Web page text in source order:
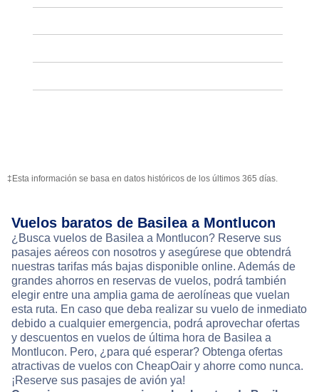
‡Esta información se basa en datos históricos de los últimos 365 días.
Vuelos baratos de Basilea a Montlucon
¿Busca vuelos de Basilea a Montlucon? Reserve sus
pasajes aéreos con nosotros y asegúrese que obtendrá
nuestras tarifas más bajas disponible online. Además de
grandes ahorros en reservas de vuelos, podrá también
elegir entre una amplia gama de aerolíneas que vuelan
esta ruta. En caso que deba realizar su vuelo de inmediato
debido a cualquier emergencia, podrá aprovechar ofertas
y descuentos en vuelos de última hora de Basilea a
Montlucon. Pero, ¿para qué esperar? Obtenga ofertas
atractivas de vuelos con CheapOair y ahorre como nunca.
¡Reserve sus pasajes de avión ya!